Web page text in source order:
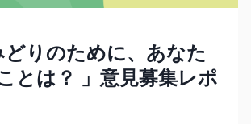
りのために、あなた
とは？ 」意見募集レポ